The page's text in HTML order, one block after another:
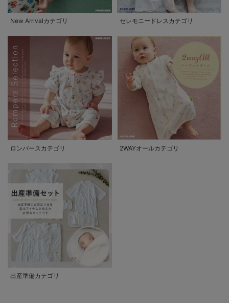
New Arrivalカテゴリ セレモニードレスカテゴリ
ロンパースカテゴリ 2WAYオールカテゴリ
出産準備カテゴリ